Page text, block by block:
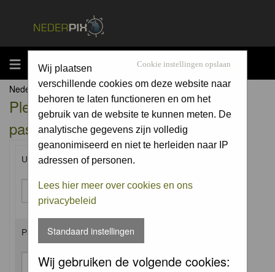
MENU Cookie instellingen opslaan
Wij plaatsen
verschillende cookies om deze website naar
behoren te laten functioneren en om het
gebruik van de website te kunnen meten. De
analytische gegevens zijn volledig
geanonimiseerd en niet te herleiden naar IP
adressen of personen.
Lees hier meer over cookies en ons
privacybeleid
Standaard instellingen
Wij gebruiken de volgende cookies:
Nederpix.nl Forum Index
Please enter your username and
password to log in.
Username:
Password: